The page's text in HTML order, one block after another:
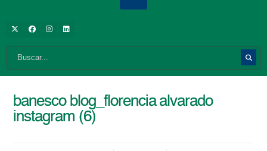
banesco blog_florencia alvarado
instagram (6)